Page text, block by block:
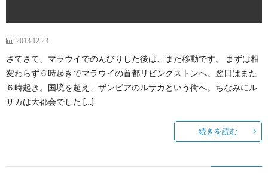
2013.12.23
さてさて、マラウイでのんびりした後は、また移動です。 まずは相
変わらず６時起きでマラウイの首都リビングストンへ。翌日はまた
６時起き。国境を超え、ザンビアのルサカという街へ。ちなみにル
サカは大都会でした […]
続きを読む